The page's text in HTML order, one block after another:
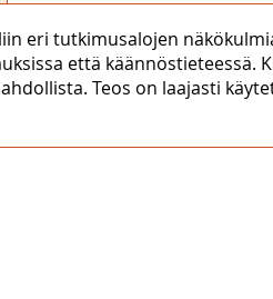
eri tutkimusalojen
että
Teos on laajasti